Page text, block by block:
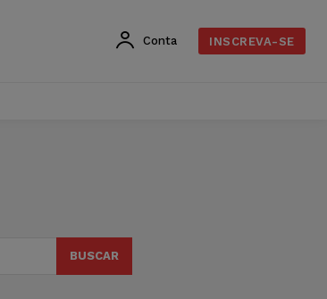
Conta INSCREVA-SE
BUSCAR